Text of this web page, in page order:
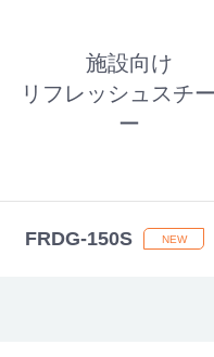
施設向け
リフレッシュスチ
ー
FRDG-150S